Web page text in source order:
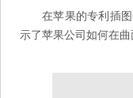
在苹果的专利插
示了苹果公司如何在曲